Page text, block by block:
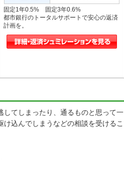
固定1年0.5% 固定3年0.6%
都市銀行のトータルサポートで安心の返済
計画を。
てしまったり、通るものと思って一
込んでしまうなどの相談を受けるこ